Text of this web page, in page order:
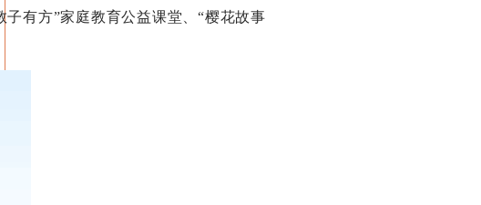
有方”家庭教育公益课堂、“樱花故事